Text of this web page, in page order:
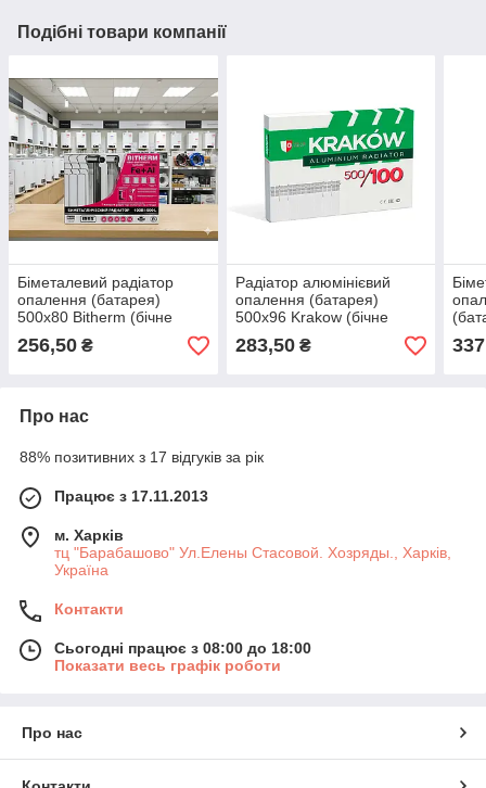
Подібні товари компанії
Біметалевий радіатор
опалення (батарея)
500x80 Bitherm (бічне
під'єднання)
256,50 ₴
Радіатор алюмінієвий
опалення (батарея)
500x96 Krakow (бічне
під'єднання)
283,50₴
Про нас
88% позитивних з 17 відгуків за рік
Працює з 17.11.2013
м. Харків
тц "Барабашово" Ул.Елены Стасовой. Хозряды., Харків,
Україна
Контакти
Сьогодні працює з 08:00 до 18:00
Показати весь графік роботи
Про нас